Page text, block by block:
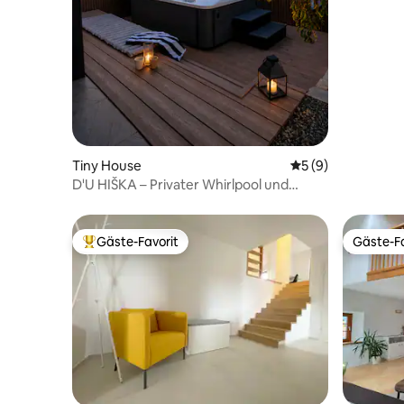
Tiny House Durchschnittliche
5 (9)
D'U HIŠKA – Privater Whirlpool und
Beliebter Gäste-Favorit.
Gäste-Favorit Gäste-
Gäste-